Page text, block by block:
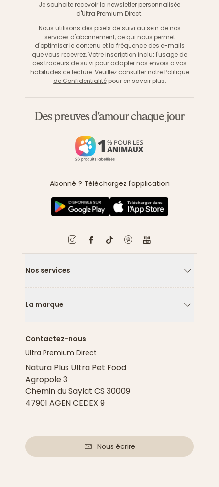
Je souhaite recevoir la newsletter personnalisée
d'Ultra Premium Direct.
Nous utilisons des pixels de suivi au sein de nos
services d'abonnement, ce qui nous permet
d'optimiser le contenu et la fréquence des e-mails
que vous recevrez. Votre inscription inclut l'usage de
ces traceurs de suivi pour adapter nos envois à vos
habitudes de lecture. Veuillez consulter notre Politique
de Confidentialitépour en savoir plus.
Des preuves d'amour chaque jour
Abonné ? Téléchargez l'application
Nos services
La marque
Contactez-nous
Ultra Premium Direct
Natura Plus Ultra Pet Food
Agropole 3
Chemin du Saylat CS 30009
47901 AGEN CEDEX 9
Nous écrire